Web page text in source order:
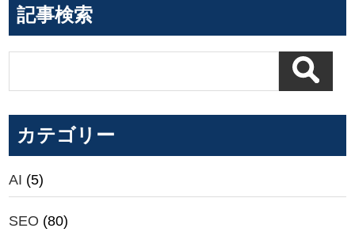
記事検索
カテゴリー
AI (5)
SEO (80)